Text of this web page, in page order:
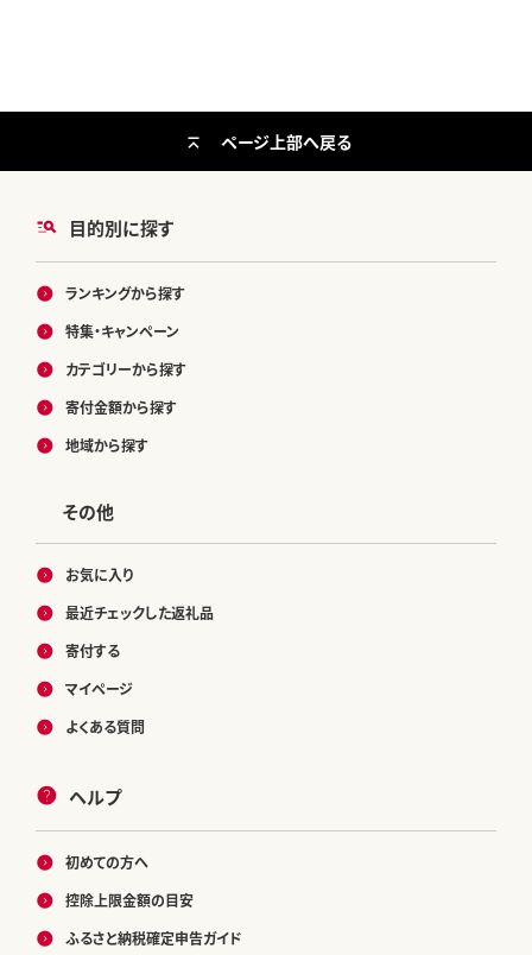
目的別に探す
ランキングから探す
特集・キャンペーン
カテゴリーから探す
寄付金額から探す
地域から探す
その他
お気に入り
最近チェックした返礼品
寄付する
マイページ
よくある質問
ヘルプ
初めての方へ
控除上限金額の目安
ふるさと納税確定申告ガイド
ページ上部へ戻る